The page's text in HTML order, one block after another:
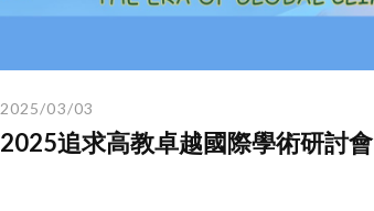
2025/03/03
2025追求高教卓越國際學術研討會